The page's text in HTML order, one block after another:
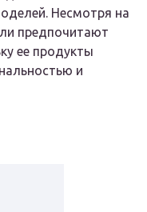
Несмотря на
предпочитают
ее продукты
и